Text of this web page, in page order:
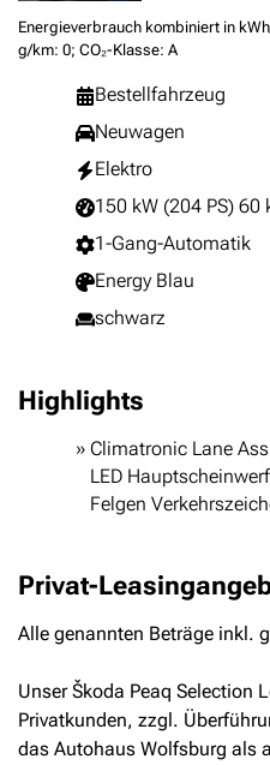
Energieverbrauch kombiniert in
g/km: 0; CO₂-Klasse: A
Bestellfahrzeug
Neuwagen
Elektro
150 kW (204 PS) 60
1-Gang-Automatik
Energy Blau
schwarz
Highlights
Climatronic Lane
LED
Felgen
Privat-
Alle genannten Beträge inkl.
Unser Škoda Peaq Selection
Privatkunden, zzgl.
das Autohaus Wolfsburg als